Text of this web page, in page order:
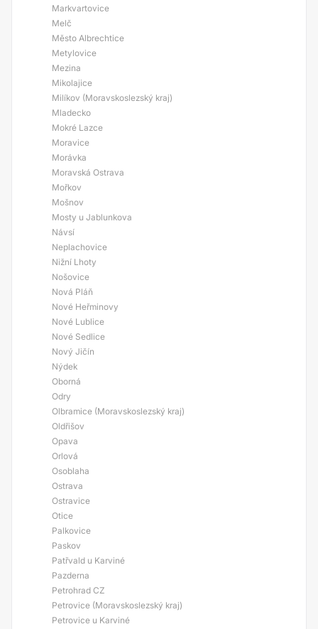
Markvartovice
Melč
Město Albrechtice
Metylovice
Mezina
Mikolajice
Milíkov (Moravskoslezský kraj)
Mladecko
Mokré Lazce
Moravice
Morávka
Moravská Ostrava
Mořkov
Mošnov
Mosty u Jablunkova
Návsí
Neplachovice
Nižní Lhoty
Nošovice
Nová Pláň
Nové Heřminovy
Nové Lublice
Nové Sedlice
Nový Jičín
Nýdek
Oborná
Odry
Olbramice (Moravskoslezský kraj)
Oldřišov
Opava
Orlová
Osoblaha
Ostrava
Ostravice
Otice
Palkovice
Paskov
Patřvald u Karviné
Pazderna
Petrohrad CZ
Petrovice (Moravskoslezský kraj)
Petrovice u Karviné